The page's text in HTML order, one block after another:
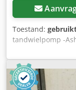
Toestand:
tandwielpomp -
1x beschikbaar
160/160/H179